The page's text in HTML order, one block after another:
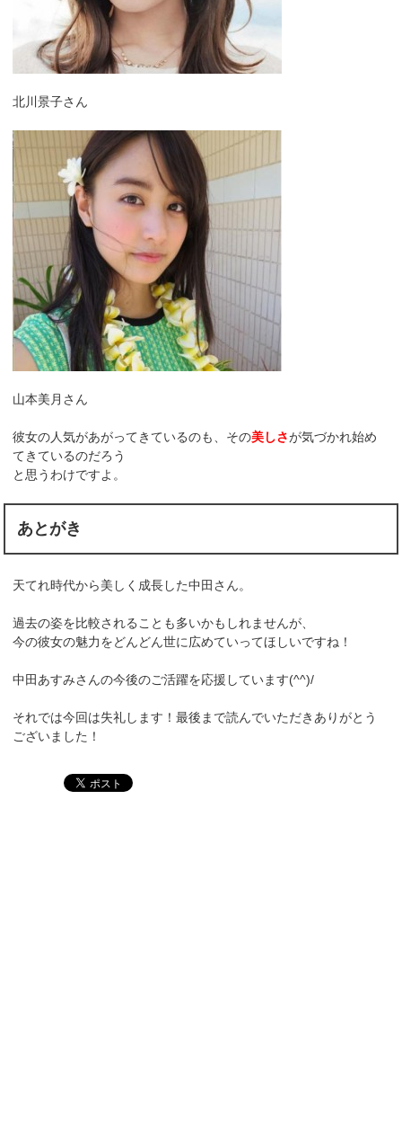
北川景子さん
山本美月さん
彼女の人気があがってきているのも、その美しさが気づかれ始め
てきているのだろう
と思うわけですよ。
あとがき
天てれ時代から美しく成長した中田さん。
過去の姿を比較されることも多いかもしれませんが、
今の彼女の魅力をどんどん世に広めていってほしいですね！
中田あすみさんの今後のご活躍を応援しています(^^)/
それでは今回は失礼します！最後まで読んでいただきありがとう
ございました！